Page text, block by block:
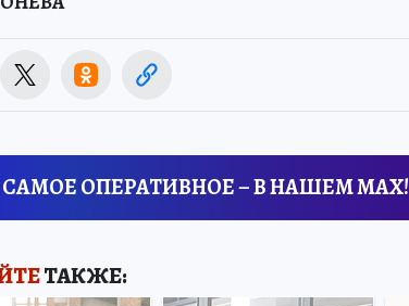
САМОЕ ОПЕРАТИВНОЕ – В НАШЕМ MAX!
ТАКЖЕ: